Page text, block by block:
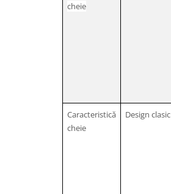
cheie
Caracteristică
cheie
Design clasic